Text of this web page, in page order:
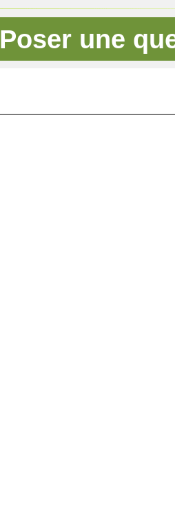
Poser une